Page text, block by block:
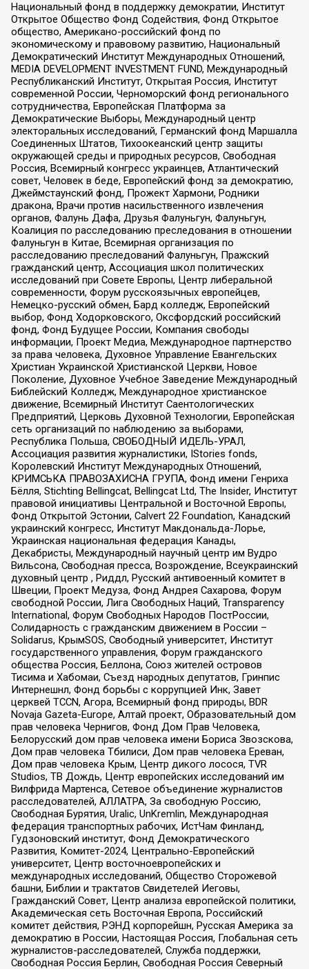
Национальный фонд в поддержку демократии, Институт
Открытое Общество Фонд Содействия, Фонд Открытое
общество, Американо-российский фонд по
экономическому и правовому развитию, Национальный
Демократический Институт Международных Отношений,
MEDIA DEVELOPMENT INVESTMENT FUND, Международный
Республиканский Институт, Открытая Россия, Институт
современной России, Черноморский фонд регионального
сотрудничества, Европейская Платформа за
Демократические Выборы, Международный центр
электоральных исследований, Германский фонд Маршалла
Соединенных Штатов, Тихоокеанский центр защиты
окружающей среды и природных ресурсов, Свободная
Россия, Всемирный конгресс украинцев, Атлантический
совет, Человек в беде, Европейский фонд за демократию,
Джеймстаунский фонд, Прожект Хармони, Родники
дракона, Врачи против насильственного извлечения
органов, Фалунь Дафа, Друзья Фалуньгун, Фалуньгун,
Коалиция по расследованию преследования в отношении
Фалуньгун в Китае, Всемирная организация по
расследованию преследований Фалуньгун, Пражский
гражданский центр, Ассоциация школ политических
исследований при Совете Европы, Центр либеральной
современности, Форум русскоязычных европейцев,
Немецко-русский обмен, Бард колледж, Европейский
выбор, Фонд Ходорковского, Оксфордский российский
фонд, Фонд Будущее России, Компания свободы
информации, Проект Медиа, Международное партнерство
за права человека, Духовное Управление Евангельских
Христиан Украинской Христианской Церкви, Новое
Поколение, Духовное Учебное Заведение Международный
Библейский Колледж, Международное христианское
движение, Всемирный Институт Саентологических
Предприятий, Церковь Духовной Технологии, Европейская
сеть организаций по наблюдению за выборами,
Республика Польша, СВОБОДНЫЙ ИДЕЛЬ-УРАЛ,
Ассоциация развития журналистики, IStories fonds,
Королевский Институт Международных Отношений,
КРИМСЬКА ПРАВОЗАХИСНА ГРУПА, Фонд имени Генриха
Бёлля, Stichting Bellingcat, Bellingcat Ltd, The Insider, Институт
правовой инициативы Центральной и Восточной Европы,
Фонд Открытой Эстонии, Calvert 22 Foundation, Канадский
украинский конгресс, Институт Макдональда-Лорье,
Украинская национальная федерация Канады,
Декабристы, Международный научный центр им Вудро
Вильсона, Свободная пресса, Возрождение, Всеукраинский
духовный центр , Риддл, Русский антивоенный комитет в
Швеции, Проект Медуза, Фонд Андрея Сахарова, Форум
свободной России, Лига Свободных Наций, Transparеncy
International, Форум Свободных Народов ПостРоссии,
Солидарность с гражданским движением в России –
Solidarus, КрымSOS, Свободный университет, Институт
государственного управления, Форум гражданского
общества Россия, Беллона, Союз жителей островов
Тисима и Хабомаи, Съезд народных депутатов, Гринпис
Интернешнл, Фонд борьбы с коррупцией Инк, Завет
церквей TCCN, Агора, Всемирный фонд природы, BDR
Novaja Gazeta-Europe, Алтай проект, Образовательный дом
прав человека Чернигов, Фонд Дом Прав Человека,
Белорусский дом прав человека имени Бориса Звозскова,
Дом прав человека Тбилиси, Дом прав человека Ереван,
Дом прав человека Крым, Центр дикого лосося, TVR
Studios, ТВ Дождь, Центр европейских исследований им
Вилфрида Мартенса, Сетевое объединение журналистов
расследователей, АЛЛАТРА, За свободную Россию,
Свободная Бурятия, Uralic, UnKremlin, Международная
федерация транспортных рабочих, ИстЧам Финланд,
Гудзоновский институт, Фонд Демократического
Развития, Комитет-2024, Центрально-Европейский
университет, Центр восточноевропейских и
международных исследований, Общество Сторожевой
башни, Библии и трактатов Свидетелей Иеговы,
Гражданский Совет, Центр анализа европейской политики,
Академическая сеть Восточная Европа, Российский
комитет действия, РЭНД корпорейшн, Русская Америка за
демократию в России, Настоящая Россия, Глобальная сеть
журналистов-расследователей, Служба поддержки,
Свободная Россия Берлин, Свободная Россия Северный